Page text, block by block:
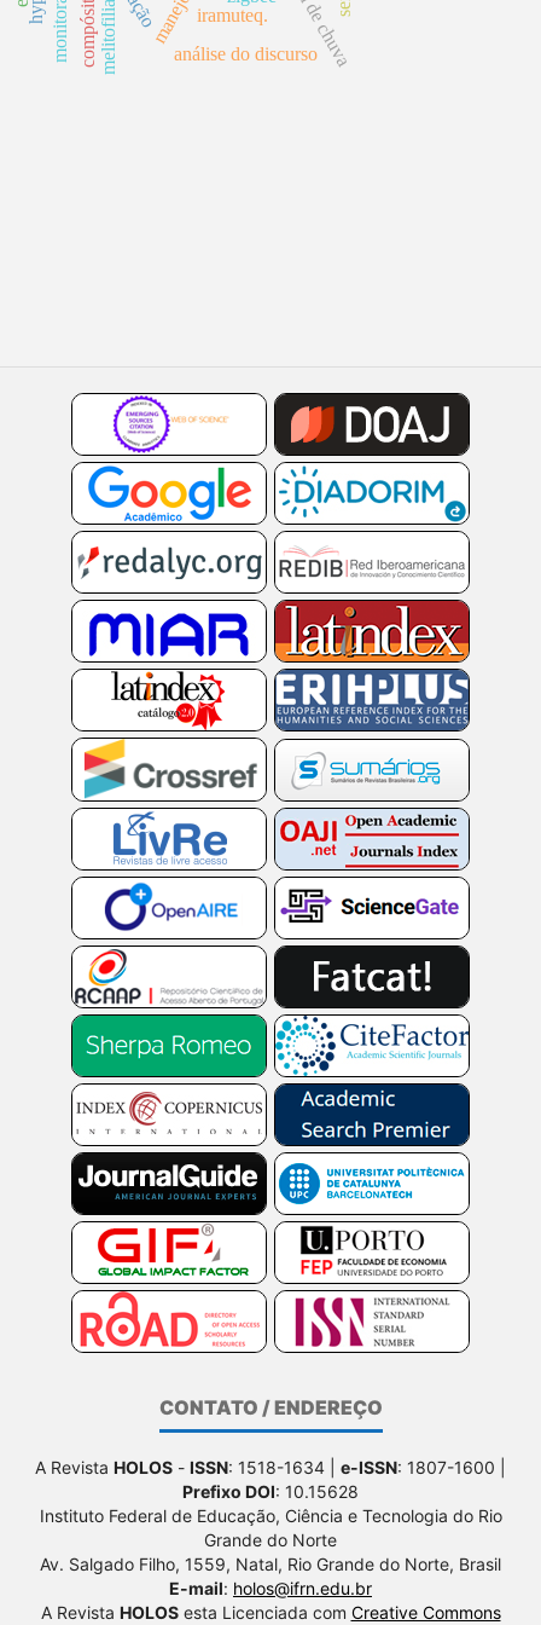
análise do discurso
iramuteq.
melitofilia
CONTATO / ENDEREÇO
A Revista HOLOS - ISSN: 1518-1634 | e-ISSN: 1807-1600 |
Prefixo DOI: 10.15628
Instituto Federal de Educação, Ciência e Tecnologia do Rio
Grande do Norte
Av. Salgado Filho, 1559, Natal, Rio Grande do Norte, Brasil
E-mail: holos@ifrn.edu.br
A Revista HOLOSesta Licenciada com Creative Commons